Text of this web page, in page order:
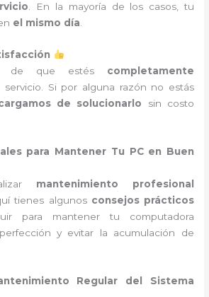
. En la mayoría de los casos, tu
el mismo día.
de que estés completamente
servicio. Si por alguna razón no estás
de solucionarlo sin costo
para Mantener Tu PC en Buen
mantenimiento profesional
tienes algunos consejos prácticos
para mantener tu computadora
y evitar la acumulación de
Regular del Sistema